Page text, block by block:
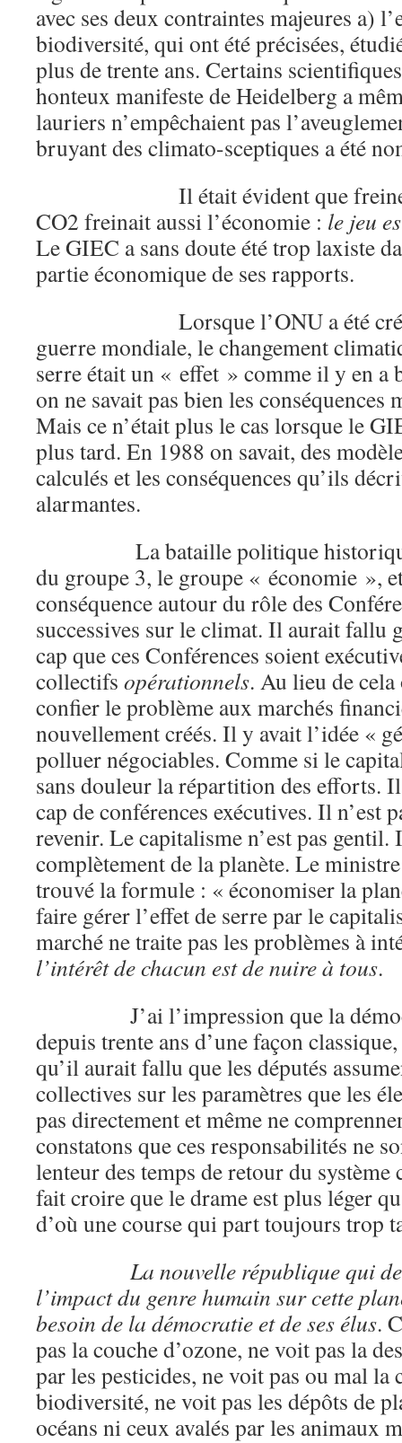
avec ses deux contraintes majeures a)
biodiversité, qui ont été précisées,
plus de trente ans. Certains
honteux manifeste de Heidelberg a
lauriers n’empêchaient pas
bruyant des climato-sceptiques a été
Il était évident que freiner
CO2 freinait aussi l’économie : le jeu
Le GIEC a sans doute été trop laxiste
partie économique de ses rapports.
Lorsque l’ONU a été créée
guerre mondiale, le changement
serre était un « effet » comme il y en a
on ne savait pas bien les conséquences
Mais ce n’était plus le cas lorsque le
plus tard. En 1988 on savait, des
calculés et les conséquences qu’ils
alarmantes.
La bataille politique historique
du groupe 3, le groupe « économie »,
conséquence autour du rôle des
successives sur le climat. Il aurait fallu
cap que ces Conférences soient
collectifs opérationnels. Au lieu de cela
confier le problème aux marchés
nouvellement créés. Il y avait l’idée «
polluer négociables. Comme si le
sans douleur la répartition des efforts.
cap de conférences exécutives. Il n’est
revenir. Le capitalisme n’est pas gentil.
complètement de la planète. Le
trouvé la formule : « économiser la
faire gérer l’effet de serre par le
marché ne traite pas les problèmes à
l’intérêt de chacun est de nuire à tous.
J’ai l’impression que la
depuis trente ans d’une façon
qu’il aurait fallu que les députés
collectives sur les paramètres que les
pas directement et même ne
constatons que ces responsabilités ne
lenteur des temps de retour du système
fait croire que le drame est plus léger
d’où une course qui part toujours trop
La nouvelle république qui
l’impact du genre humain sur cette
besoin de la démocratie et de ses élus.
pas la couche d’ozone, ne voit pas la
par les pesticides, ne voit pas ou mal la
biodiversité, ne voit pas les dépôts de
océans ni ceux avalés par les animaux